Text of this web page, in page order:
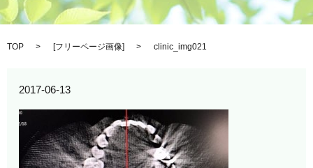
TOP [フリーページ画像] clinic_img021
2017-06-13